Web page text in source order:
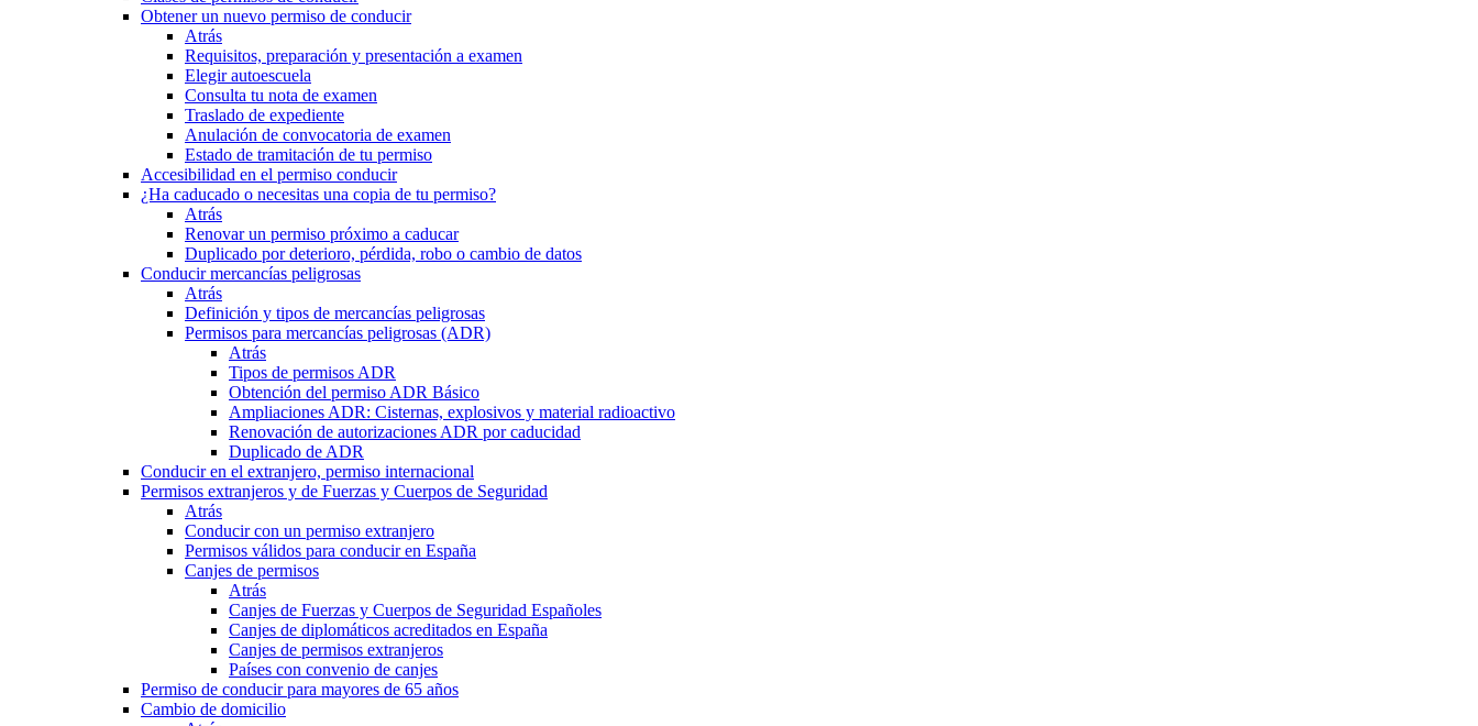
Obtener un nuevo permiso de conducir
Atrás
Requisitos, preparación y presentación a examen
Elegir autoescuela
Consulta tu nota de examen
Traslado de expediente
Anulación de convocatoria de examen
Estado de tramitación de tu permiso
Accesibilidad en el permiso conducir
¿Ha caducado o necesitas una copia de tu permiso?
Atrás
Renovar un permiso próximo a caducar
Duplicado por deterioro, pérdida, robo o cambio de datos
Conducir mercancías peligrosas
Atrás
Definición y tipos de mercancías peligrosas
Permisos para mercancías peligrosas (ADR)
Atrás
Tipos de permisos ADR
Obtención del permiso ADR Básico
Ampliaciones ADR: Cisternas, explosivos y material radioactivo
Renovación de autorizaciones ADR por caducidad
Duplicado de ADR
Conducir en el extranjero, permiso internacional
Permisos extranjeros y de Fuerzas y Cuerpos de Seguridad
Atrás
Conducir con un permiso extranjero
Permisos válidos para conducir en España
Canjes de permisos
Atrás
Canjes de Fuerzas y Cuerpos de Seguridad Españoles
Canjes de diplomáticos acreditados en España
Canjes de permisos extranjeros
Países con convenio de canjes
Permiso de conducir para mayores de 65 años
Cambio de domicilio